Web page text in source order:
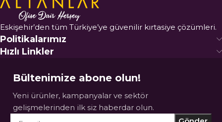
Eskişehir’den tüm Türkiye’ye güvenilir kırtasiye çözümleri.
Politikalarımız
Hızlı Linkler
Bültenimize abone olun!
Yeni ürünler, kampanyalar ve sektör
gelişmelerinden ilk siz haberdar olun.